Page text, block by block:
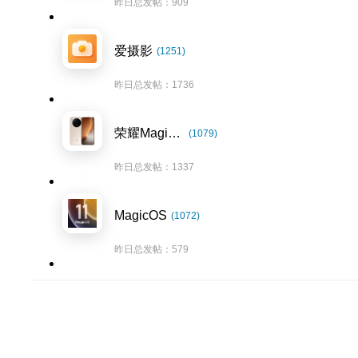
昨日总发帖：909
爱摄影 (1251)
昨日总发帖：1736
荣耀Magic8系列 (1079)
昨日总发帖：1337
MagicOS (1072)
昨日总发帖：579